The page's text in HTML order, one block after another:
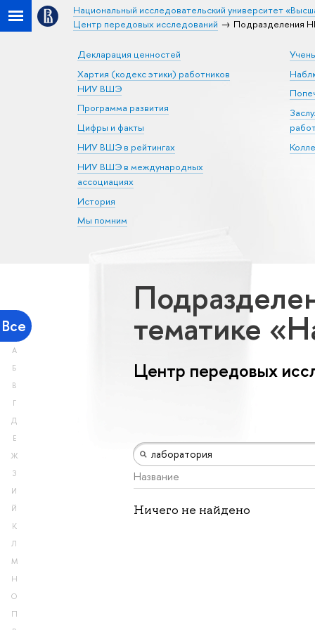
Национальный исследовательский университет
Центр передовых исследований
Подразделения
Декларация ценностей
Хартия (кодекс этики) работников
НИУ ВШЭ
Программа развития
Цифры и факты
НИУ ВШЭ в рейтингах
НИУ ВШЭ в международных
ассоциациях
История
Мы помним
Все
А
Б
В
Г
Д
Е
Ж
З
И
Й
К
Л
М
Н
О
П
тематике
Центр передовых
Название
Ничего не найдено